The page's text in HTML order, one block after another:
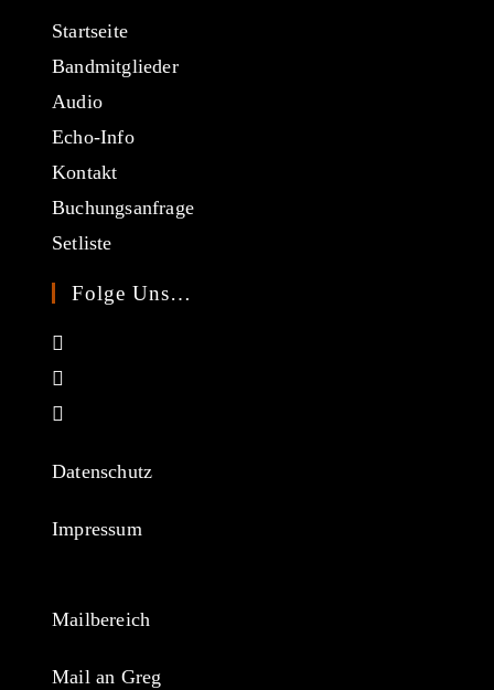
Startseite
Bandmitglieder
Audio
Echo-Info
Kontakt
Buchungsanfrage
Setliste
Folge Uns…
a
Datenschutz
Impressum
Mailbereich
Mail an Greg